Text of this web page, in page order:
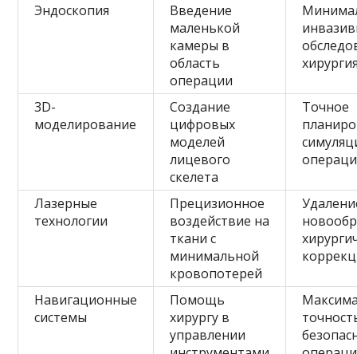
Эндоскопия
Введение
маленькой
камеры в
область
операции
3D-
моделирование
Создание
цифровых
моделей
лицевого
скелета
Точное
Лазерные
технологии
Прецизионное
воздействие на
ткани с
минимальной
кровопотерей
Навигационные
системы
Помощь
хирургу в
управлении